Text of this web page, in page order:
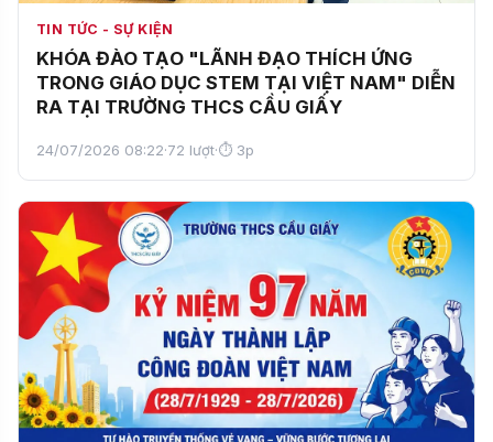
TIN TỨC - SỰ KIỆN
KHÓA ĐÀO TẠO "LÃNH ĐẠO THÍCH ỨNG
TRONG GIÁO DỤC STEM TẠI VIỆT NAM" DIỄN
RA TẠI TRƯỜNG THCS CẦU GIẤY
24/07/2026 08:22·72 lượt·⏱ 3p